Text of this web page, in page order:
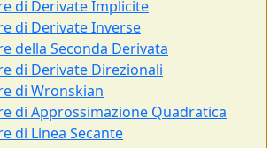
di Derivate Implicite
di Derivate Inverse
della Seconda Derivata
di Derivate Direzionali
di Wronskian
di Approssimazione Quadratica
di Linea Secante